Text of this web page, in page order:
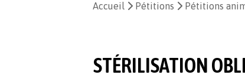
Accueil Pétitions Pétitions
STÉRILISATION